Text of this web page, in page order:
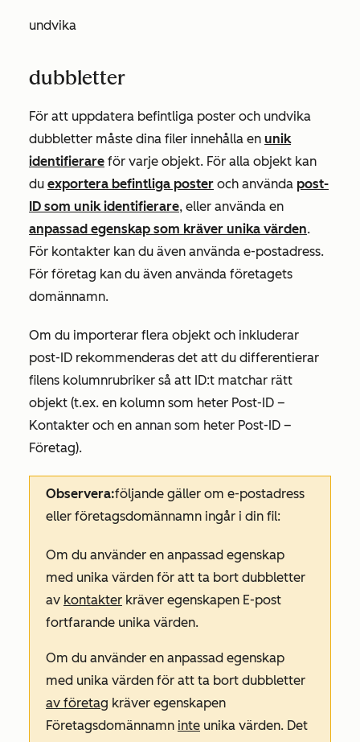
undvika
dubbletter
För att uppdatera befintliga poster och undvika
dubbletter måste dina filer innehålla en unik
identifierare för varje objekt. För alla objekt kan
du exportera befintliga poster och använda post-
ID som unik identifierare, eller använda en
anpassad egenskap som kräver unika värden.
För kontakter kan du även använda e-postadress.
För företag kan du även använda företagets
domännamn.
Om du importerar flera objekt och inkluderar
post-ID rekommenderas det att du differentierar
filens kolumnrubriker så att ID:t matchar rätt
objekt (t.ex. en kolumn som heter Post-ID –
Kontakter och en annan som heter Post-ID –
Företag).
Observera:följande gäller om e-postadress
eller företagsdomännamn ingår i din fil:
Om du använder en anpassad egenskap
med unika värden för att ta bort dubbletter
av kontakter kräver egenskapen E-post
fortfarande unika värden.
Om du använder en anpassad egenskap
med unika värden för att ta bort dubbletter
av företag kräver egenskapen
Företagsdomännamn inte unika värden. Det